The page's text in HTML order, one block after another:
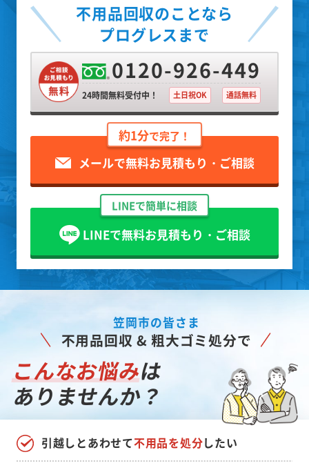
不用品回収のことなら
プログレスまで
0120-926-449
24時間無料受付中！ 土日祝OK 通話無料
約1分で完了！
メールで無料お見積もり・ご相談
LINEで簡単に相談
LINEで無料お見積もり・ご相談
笠岡市の皆さま
不用品回収 & 粗大ゴミ処分で
こんなお悩みは
ありませんか？
引越しとあわせて不用品を処分したい